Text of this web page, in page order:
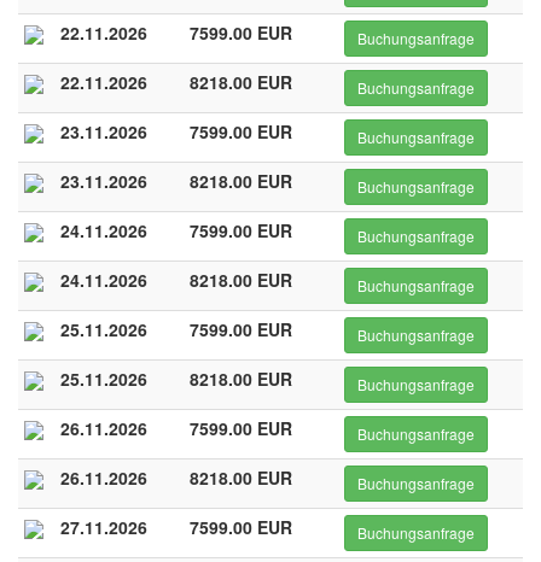
22.11.2026 7599.00 EUR Buchungsanfrage
22.11.2026 8218.00 EUR Buchungsanfrage
23.11.2026 7599.00 EUR Buchungsanfrage
23.11.2026 8218.00 EUR Buchungsanfrage
24.11.2026 7599.00 EUR Buchungsanfrage
24.11.2026 8218.00 EUR Buchungsanfrage
25.11.2026 7599.00 EUR Buchungsanfrage
25.11.2026 8218.00 EUR Buchungsanfrage
26.11.2026 7599.00 EUR Buchungsanfrage
26.11.2026 8218.00 EUR Buchungsanfrage
27.11.2026 7599.00 EUR Buchungsanfrage